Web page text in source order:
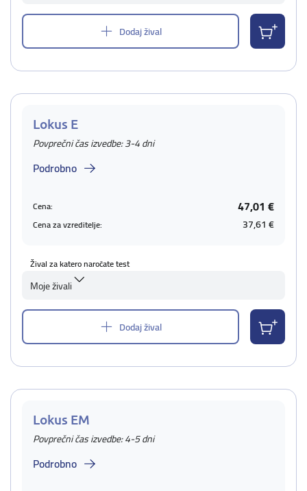
Dodaj žival
Lokus E
Povprečni čas izvedbe: 3-4 dni
Podrobno
Cena: 47,01 €
Cena za vzreditelje: 37,61 €
Žival za katero naročate test
Moje živali
Dodaj žival
Lokus EM
Povprečni čas izvedbe: 4-5 dni
Podrobno